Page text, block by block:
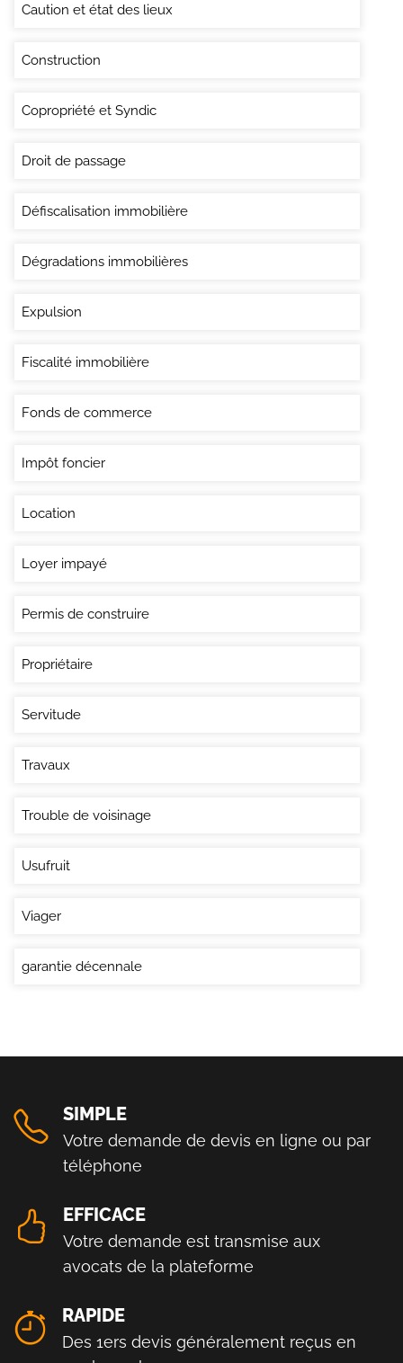
Caution et état des lieux
Construction
Copropriété et Syndic
Droit de passage
Défiscalisation immobilière
Dégradations immobilières
Expulsion
Fiscalité immobilière
Fonds de commerce
Impôt foncier
Location
Loyer impayé
Permis de construire
Propriétaire
Servitude
Travaux
Trouble de voisinage
Usufruit
Viager
garantie décennale
SIMPLE
Votre demande de devis en ligne ou par
téléphone
EFFICACE
Votre demande est transmise aux
avocats de la plateforme
RAPIDE
Des 1ers devis généralement reçus en